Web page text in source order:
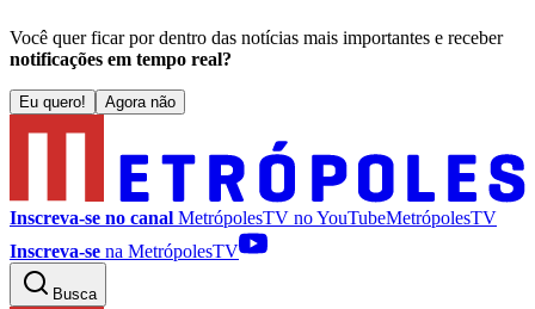
Você quer ficar por dentro das notícias mais importantes e receber
notificações em tempo real?
Eu quero! Agora não
Inscreva-se no canal MetrópolesTV noYouTubeMetrópolesTV
Inscreva-se na MetrópolesTV
Busca